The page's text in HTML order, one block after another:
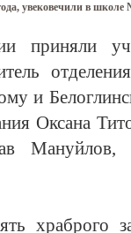
увековечили в
приняли
и
Оксана
храброго